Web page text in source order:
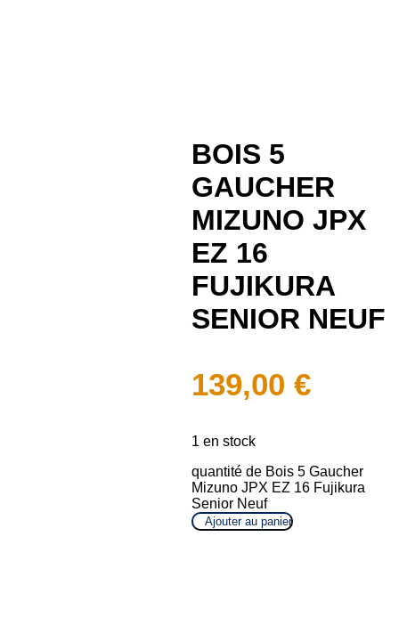
BOIS 5
GAUCHER
MIZUNO JPX
EZ 16
FUJIKURA
SENIOR NEUF
139,00€
1 en stock
quantité de Bois 5 Gaucher
Mizuno JPX EZ 16 Fujikura
Senior Neuf
Ajouter au panier